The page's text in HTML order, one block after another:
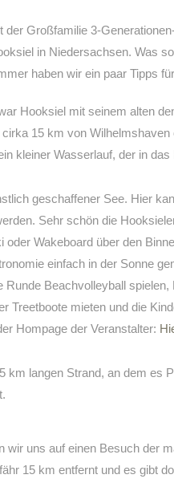
der Großfamilie 3-
in Niedersachsen. Was
haben wir ein paar Tipps
Hooksiel mit seinem alten
15 km von
kleiner Wasserlauf, der in
geschaffener See. Hier
Sehr schön die
oder Wakeboard über den
einfach in der Sonne
Runde Beachvolleyball
Treetboote mieten und die
Hompage der Veranstalter:
km langen Strand, an dem es
wir uns auf einen Besuch der
15 km entfernt und es gibt